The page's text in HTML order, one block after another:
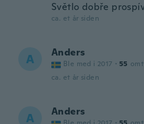
Světlo dobře
ca. et år siden
A Anders
Ble med i 2017 · 55
ca. et år siden
A Anders